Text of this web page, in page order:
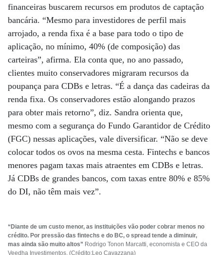
financeiras buscarem recursos em produtos de captação
bancária. “Mesmo para investidores de perfil mais
arrojado, a renda fixa é a base para todo o tipo de
aplicação, no mínimo, 40% (de composição) das
carteiras”, afirma. Ela conta que, no ano passado,
clientes muito conservadores migraram recursos da
poupança para CDBs e letras. “É a dança das cadeiras da
renda fixa. Os conservadores estão alongando prazos
para obter mais retorno”, diz. Sandra orienta que,
mesmo com a segurança do Fundo Garantidor de Crédito
(FGC) nessas aplicações, vale diversificar. “Não se deve
colocar todos os ovos na mesma cesta. Fintechs e bancos
menores pagam taxas mais atraentes em CDBs e letras.
Já CDBs de grandes bancos, com taxas entre 80% e 85%
do DI, não têm mais vez”.
“Diante de um custo menor, as instituições vão poder cobrar menos no
crédito. Por pressão das fintechs e do BC, o spread tende a diminuir,
mas ainda são muito altos” Rodrigo Tonon Marcatti, economista e CEO da
Veedha Investimentos. (Crédito:Leo Cavazzana)